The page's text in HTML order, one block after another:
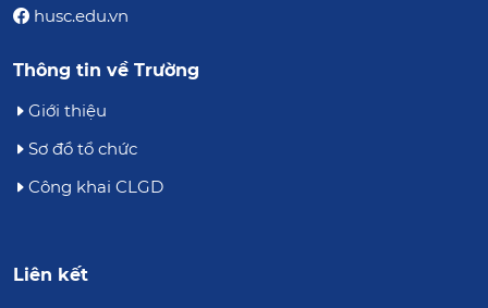
husc.edu.vn
Thông tin về Trường
Giới thiệu
Sơ đồ tổ chức
Công khai CLGD
Liên kết